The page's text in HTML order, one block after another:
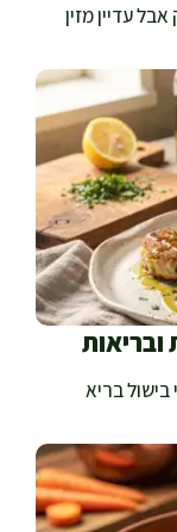
עדיין מזין
ובריאות
בישול בריא